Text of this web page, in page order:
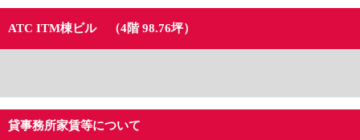
ATC ITM棟ビル （4階 98.76坪）
貸事務所家賃等について